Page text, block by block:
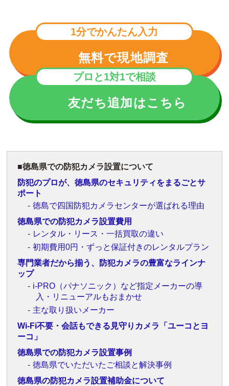
1分でかんたん入力
無料で現地調査
プロと1対1で相談
友だち追加はこちら
徳島県での防犯カメラ設置について
防犯のプロが、徳島県のセキュリティをまるごとサ
ポート
徳島で四国防犯カメラセンターが選ばれる理由
徳島県での防犯カメラ設置費用
レンタル・リース・一括買取の違い
初期費用0円・ずっと保証付きのレンタルプラン
専門業者だから揃う、防犯カメラの豊富なラインナ
ップ
i-PRO（パナソニック）など指定メーカーの導
入・リニューアルもおまかせ
主な取り扱いメーカー
Wi-Fi不要・会話もできる見守りカメラ「ユーコとヨ
ーコ」
徳島県での防犯カメラ設置事例
徳島県でいただいたご相談と解決事例
徳島県の防犯カメラ設置補助金について